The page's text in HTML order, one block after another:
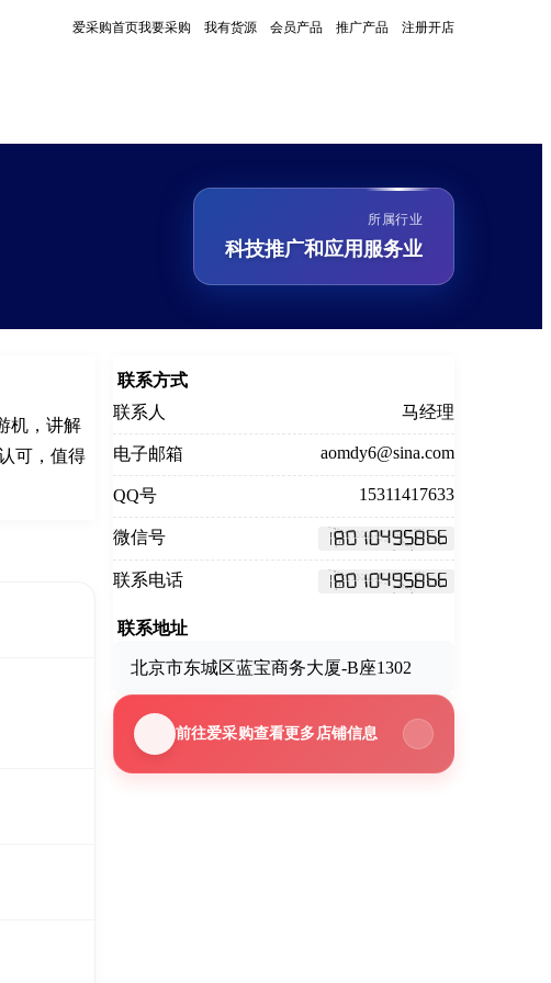
爱采购首页我要采购 我有货源 会员产品 推广产品 注册开店
所属行业
科技推广和应用服务业
机，讲解
可，值得
联系方式
联系人
马经理
电子邮箱 aomdy6@sina.com
QQ号 15311417633
微信号
联系电话
联系地址
北京市东城区蓝宝商务大厦-B座1302
前往爱采购查看更多店铺信息